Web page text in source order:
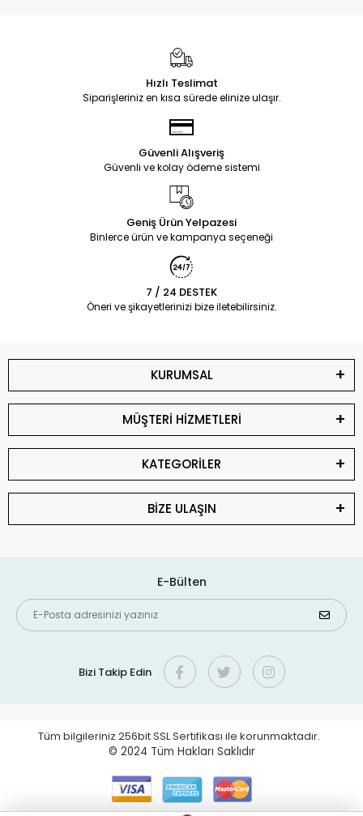
Hızlı Teslimat
Siparişleriniz en kısa sürede elinize ulaşır.
Güvenli Alışveriş
Güvenli ve kolay ödeme sistemi
Geniş Ürün Yelpazesi
Binlerce ürün ve kampanya seçeneği
7 / 24 DESTEK
Öneri ve şikayetlerinizi bize iletebilirsiniz.
KURUMSAL
MÜŞTERİ HİZMETLERİ
KATEGORİLER
BİZE ULAŞIN
E-Bülten
Bizi Takip Edin
Tüm bilgileriniz 256bit SSL Sertifikası ile korunmaktadır.
© 2024 Tüm Hakları Saklıdır